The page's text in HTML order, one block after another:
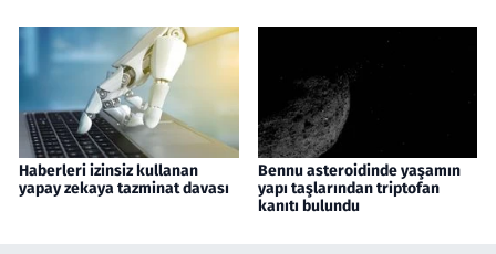
Haberleri izinsiz kullanan
yapay zekaya tazminat davası
Bennu asteroidinde yaşamın
yapı taşlarından triptofan
kanıtı bulundu